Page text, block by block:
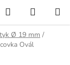
Hľadať
KOŠÍK
Ø 19 mm /
Ovál